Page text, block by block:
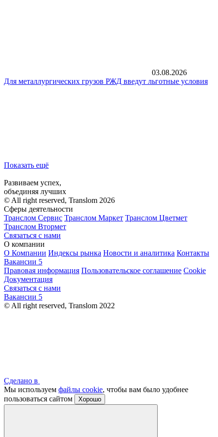
03.08.2026
Для металлургических грузов РЖД введут льготные условия
Показать ещё
Развиваем успех,
объединяя лучших
© All right reserved, Translom 2026
Сферы деятельности
Транслом Сервис Транслом Маркет Транслом Цветмет
Транслом Втормет
Связаться с нами
О компании
О Компании Индексы рынка Новости и аналитика Контакты
Вакансии 5
Правовая информация Пользовательское соглашение Cookie
Документация
Связаться с нами
Вакансии 5
© All right reserved, Translom 2022
Сделано в
Мы используем файлы cookie, чтобы вам было удобнее
пользоваться сайтом
Хорошо